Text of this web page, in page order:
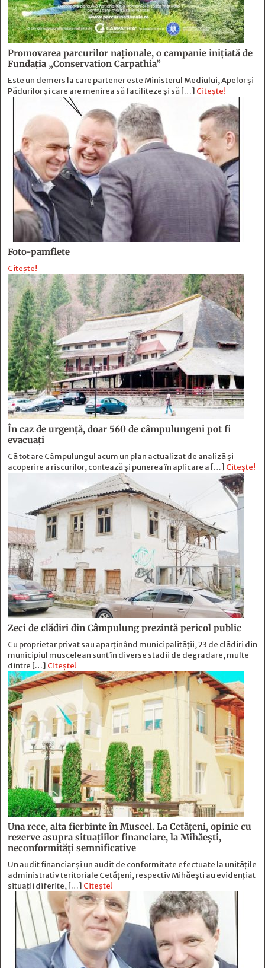
Promovarea parcurilor naționale, o campanie inițiată de
Fundația „Conservation Carpathia”
Este un demers la care partener este Ministerul Mediului, Apelor și
Pădurilor și care are menirea să faciliteze și să […] Citește!
Foto-pamflete
Citește!
În caz de urgență, doar 560 de câmpulungeni pot fi
evacuați
Că tot are Câmpulungul acum un plan actualizat de analiză și
acoperire a riscurilor, contează și punerea în aplicare a […] Citește!
Zeci de clădiri din Câmpulung prezintă pericol public
Cu proprietar privat sau aparținând municipalității, 23 de clădiri din
municipiul muscelean sunt în diverse stadii de degradare, multe
dintre […] Citește!
Una rece, alta fierbinte în Muscel. La Cetăţeni, opinie cu
rezerve asupra situaţiilor financiare, la Mihăeşti,
neconformităţi semnificative
Un audit financiar și un audit de conformitate efectuate la unitățile
administrativ teritoriale Cetățeni, respectiv Mihăești au evidențiat
situații diferite, […] Citește!